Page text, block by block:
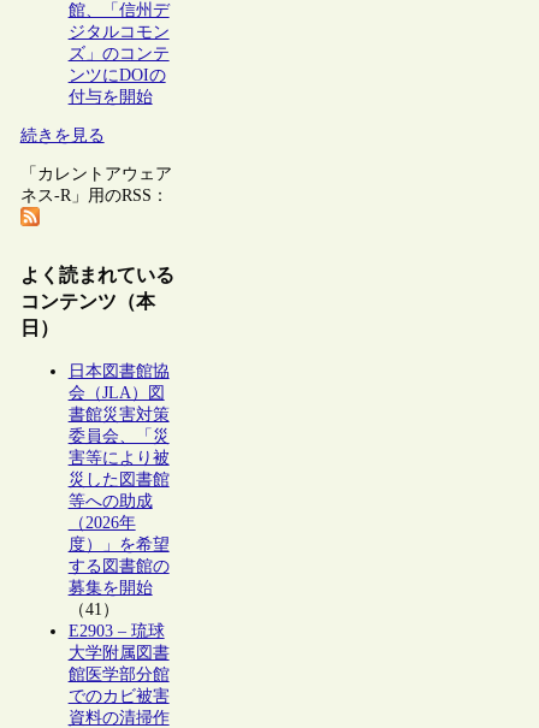
館、「信州デ
ジタルコモン
ズ」のコンテ
ンツにDOIの
付与を開始
続きを見る
「カレントアウェア
ネス-R」用のRSS：
よく読まれている
コンテンツ（本
日）
日本図書館協
会（JLA）図
書館災害対策
委員会、「災
害等により被
災した図書館
等への助成
（2026年
度）」を希望
する図書館の
募集を開始
（41）
E2903 – 琉球
大学附属図書
館医学部分館
でのカビ被害
資料の清掃作